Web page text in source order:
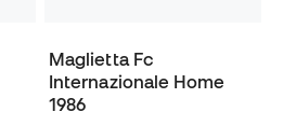
Maglietta Fc
Internazionale Home
1986